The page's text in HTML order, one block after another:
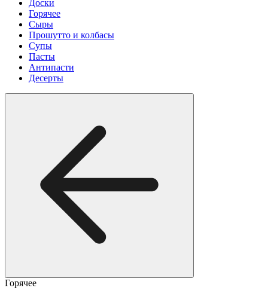
Доски
Горячее
Сыры
Прошутто и колбасы
Супы
Пасты
Антипасти
Десерты
Горячее